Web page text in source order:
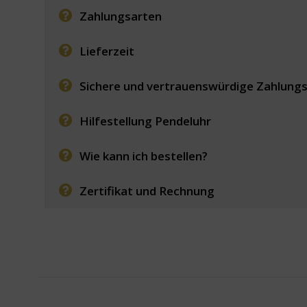
Zahlungsarten
Lieferzeit
Sichere und vertrauenswürdige
Hilfestellung Pendeluhr
Wie kann ich bestellen?
Zertifikat und Rechnung